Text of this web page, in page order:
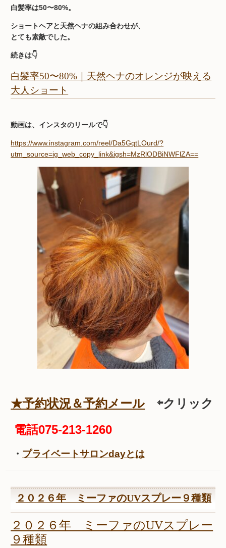
白髪率は50〜80%。
ショートヘアと天然ヘナの組み合わせが、
とても素敵でした。
続きは👇
白髪率50〜80%｜天然ヘナのオレンジが映える
大人ショート
動画は、インスタのリールで👇
https://www.instagram.com/reel/Da5GqtLOurd/?
utm_source=ig_web_copy_link&igsh=MzRlODBiNWFlZA==
★予約状況＆予約メール ⇦クリック
電話075-213-1260
・ プライベートサロンdayとは
２０２６年 ミーファのUVスプレー９種類
２０２６年 ミーファのUVスプレー
９種類